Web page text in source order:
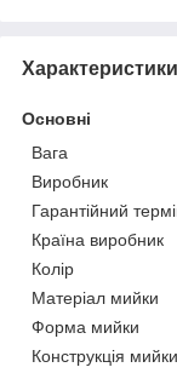
Характеристики
Основні
Вага
Виробник
Гарантійний
Країна виробник
Колір
Матеріал мийки
Форма мийки
Конструкція мийки